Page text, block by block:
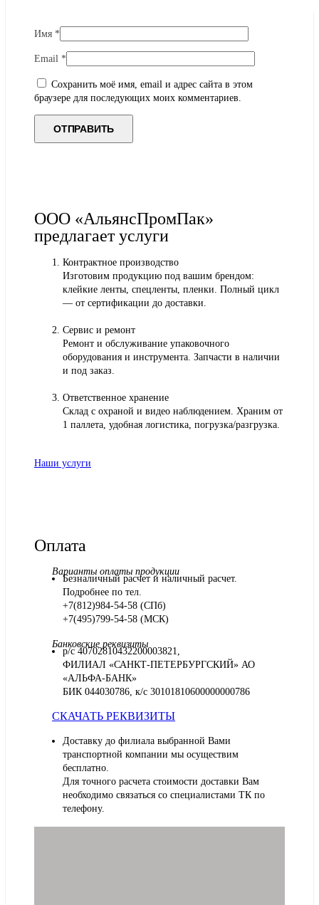
Имя *
Email *
Сохранить моё имя, email и адрес сайта в этом
браузере для последующих моих комментариев.
ООО «АльянсПромПак»
предлагает услуги
Контрактное производство
Изготовим продукцию под вашим брендом:
клейкие ленты, спецленты, пленки. Полный цикл
— от сертификации до доставки.
Сервис и ремонт
Ремонт и обслуживание упаковочного
оборудования и инструмента. Запчасти в наличии
и под заказ.
Ответственное хранение
Склад с охраной и видео наблюдением. Храним от
1 паллета, удобная логистика, погрузка/разгрузка.
Наши услуги
Оплата
Варианты оплаты продукции
Безналичный расчет и наличный расчет.
Подробнее по тел.
+7(812)984-54-58 (СПб)
+7(495)799-54-58 (МСК)
Банковские реквизиты
р/с 40702810432200003821,
ФИЛИАЛ «САНКТ-ПЕТЕРБУРГСКИЙ» АО
«АЛЬФА-БАНК»
БИК 044030786, к/с 30101810600000000786
СКАЧАТЬ РЕКВИЗИТЫ
Доставку до филиала выбранной Вами
транспортной компании мы осуществим
бесплатно.
Для точного расчета стоимости доставки Вам
необходимо связаться со специалистами ТК по
телефону.